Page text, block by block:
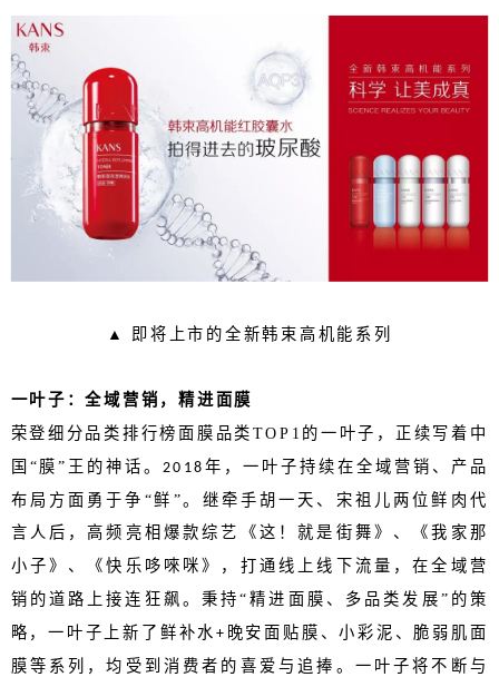
▲ 即将上市的全新韩束高机能系列
一叶子：全域营销，精进面膜
荣登细分品类排行榜面膜品类TOP1 的一叶子，正续写着中
国“膜”王的神话。
2018 年，一叶子持续在全域营销、产品
布局方面勇于争“鲜”。继牵手胡一天、宋祖儿两位鲜肉代
言人后，高频亮相爆款综艺《这！就是街舞》、《我家那
小子》、《快乐哆唻咪》，打通线上线下流量，在全域营
销的道路上接连狂飙。秉持“精进面膜、多品类发展”的策
略，一叶子上新了鲜补水+ 晚安面贴膜、小彩泥、脆弱肌面
膜等系列，均受到消费者的喜爱与追捧。一叶子将不断与